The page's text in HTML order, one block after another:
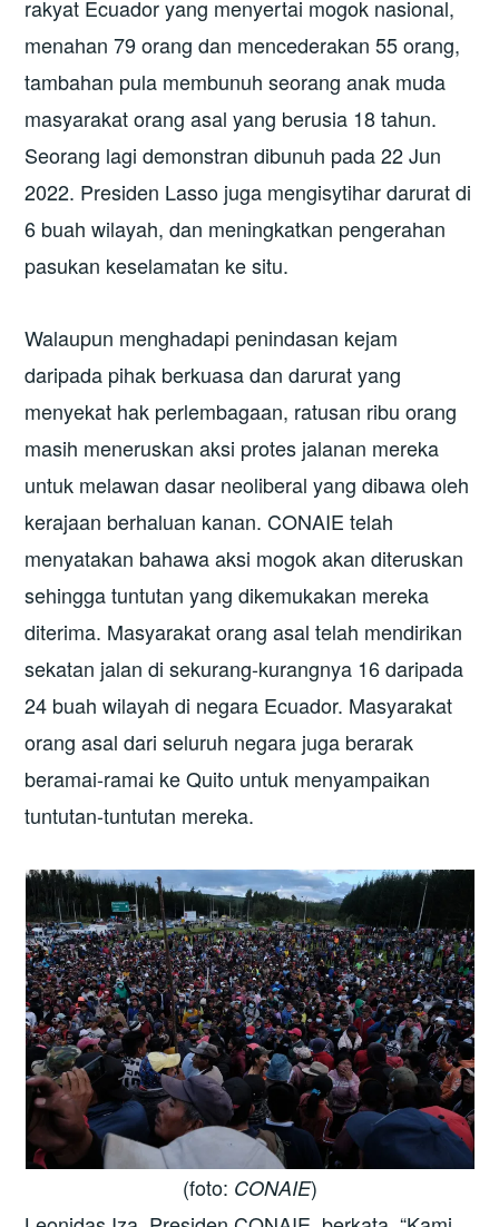
rakyat Ecuador yang menyertai mogok nasional,
menahan 79 orang dan mencederakan 55 orang,
tambahan pula membunuh seorang anak muda
masyarakat orang asal yang berusia 18 tahun.
Seorang lagi demonstran dibunuh pada 22 Jun
2022. Presiden Lasso juga mengisytihar darurat di
6 buah wilayah, dan meningkatkan pengerahan
pasukan keselamatan ke situ.
Walaupun menghadapi penindasan kejam
daripada pihak berkuasa dan darurat yang
menyekat hak perlembagaan, ratusan ribu orang
masih meneruskan aksi protes jalanan mereka
untuk melawan dasar neoliberal yang dibawa oleh
kerajaan berhaluan kanan. CONAIE telah
menyatakan bahawa aksi mogok akan diteruskan
sehingga tuntutan yang dikemukakan mereka
diterima. Masyarakat orang asal telah mendirikan
sekatan jalan di sekurang-kurangnya 16 daripada
24 buah wilayah di negara Ecuador. Masyarakat
orang asal dari seluruh negara juga berarak
beramai-ramai ke Quito untuk menyampaikan
tuntutan-tuntutan mereka.
(foto: CONAIE)